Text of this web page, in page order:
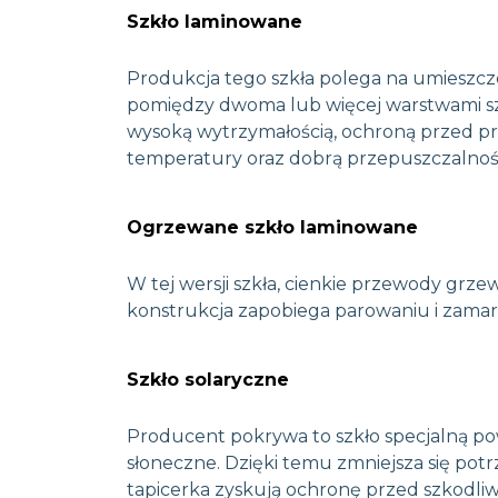
Szkło laminowane
Produkcja tego szkła polega na
pomiędzy dwoma lub więcej warstwami
wysoką wytrzymałością, ochroną przed
temperatury oraz dobrą
Ogrzewane szkło laminowane
W tej wersji szkła, cienkie przewody
konstrukcja zapobiega parowaniu i
Szkło solaryczne
Producent pokrywa to szkło specjalną
słoneczne. Dzięki temu zmniejsza się
tapicerka zyskują ochronę przed